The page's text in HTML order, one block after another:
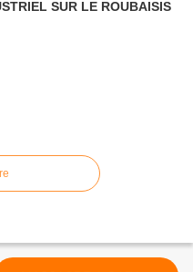
SUR LE ROUBAISIS